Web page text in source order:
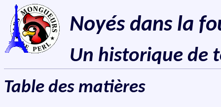
Noyés dans la
Un historique de
Table des matières